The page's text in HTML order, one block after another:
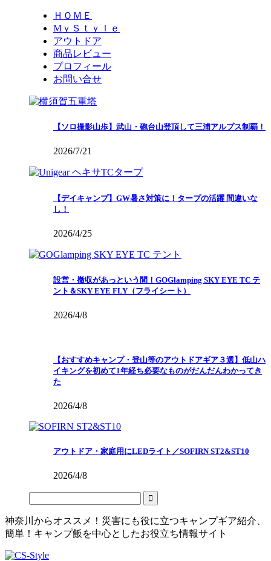
ＨＯＭＥ
MｙＳｔｙｌｅ
アウトドア
商品レビュー
プロフィール
お問い合せ
【ソロ撮影山歩】武山・砲台山登頂して三浦アルプス制覇！
2026/7/21
【デイキャンプ】GW暑さ対策に！タープの活躍 間違いな
し！
2026/4/25
設営・撤収があっという間！GOGlamping SKY EYE TC テ
ント＆SKY EYE FLY（フライシート）
2026/4/8
【おすすめキャンプ・登山等のアウトドアギア３選】低山ハ
イキングを初めて1年経ち必要なものがだんだんわかってき
た
2026/4/8
アウトドア・家庭用にLEDライト／SOFIRN ST2&ST10
2026/4/8
神奈川からオススメ！災害にも役に立つキャンプギア紹介、
簡単！キャンプ飯を中心としたお役立ち情報サイト